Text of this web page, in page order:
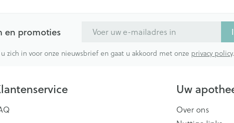
en promoties
zich in voor onze nieuwsbrief en gaat u akkoord met onze privacy policy.
Uw
Over ons